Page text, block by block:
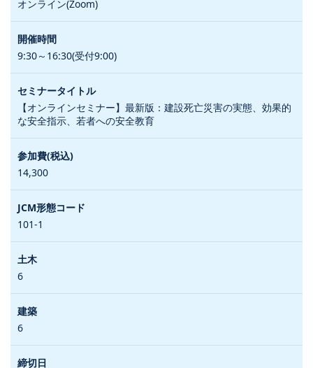
オンライン(Zoom)
9:30～16:30(受付9:00)
【オンラインセミナー】最新版：建設死亡災害の実態、効果的
な安全指示、若者への安全教育
14,300
101-1
6
6